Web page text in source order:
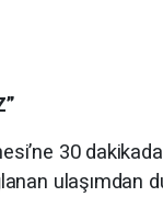
30
ulaşımdan